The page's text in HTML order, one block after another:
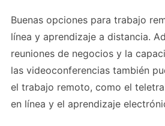
Buenas opciones para trabajo
línea y aprendizaje a distancia.
reuniones de negocios y la
las videoconferencias también
el trabajo remoto, como el
en línea y el aprendizaje